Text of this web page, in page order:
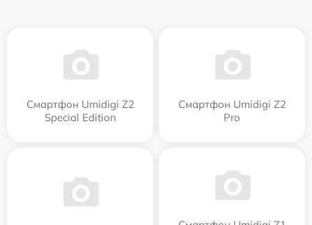
Смартфон Umidigi Z2
Special Edition
Смартфон Umidigi Z2
Pro